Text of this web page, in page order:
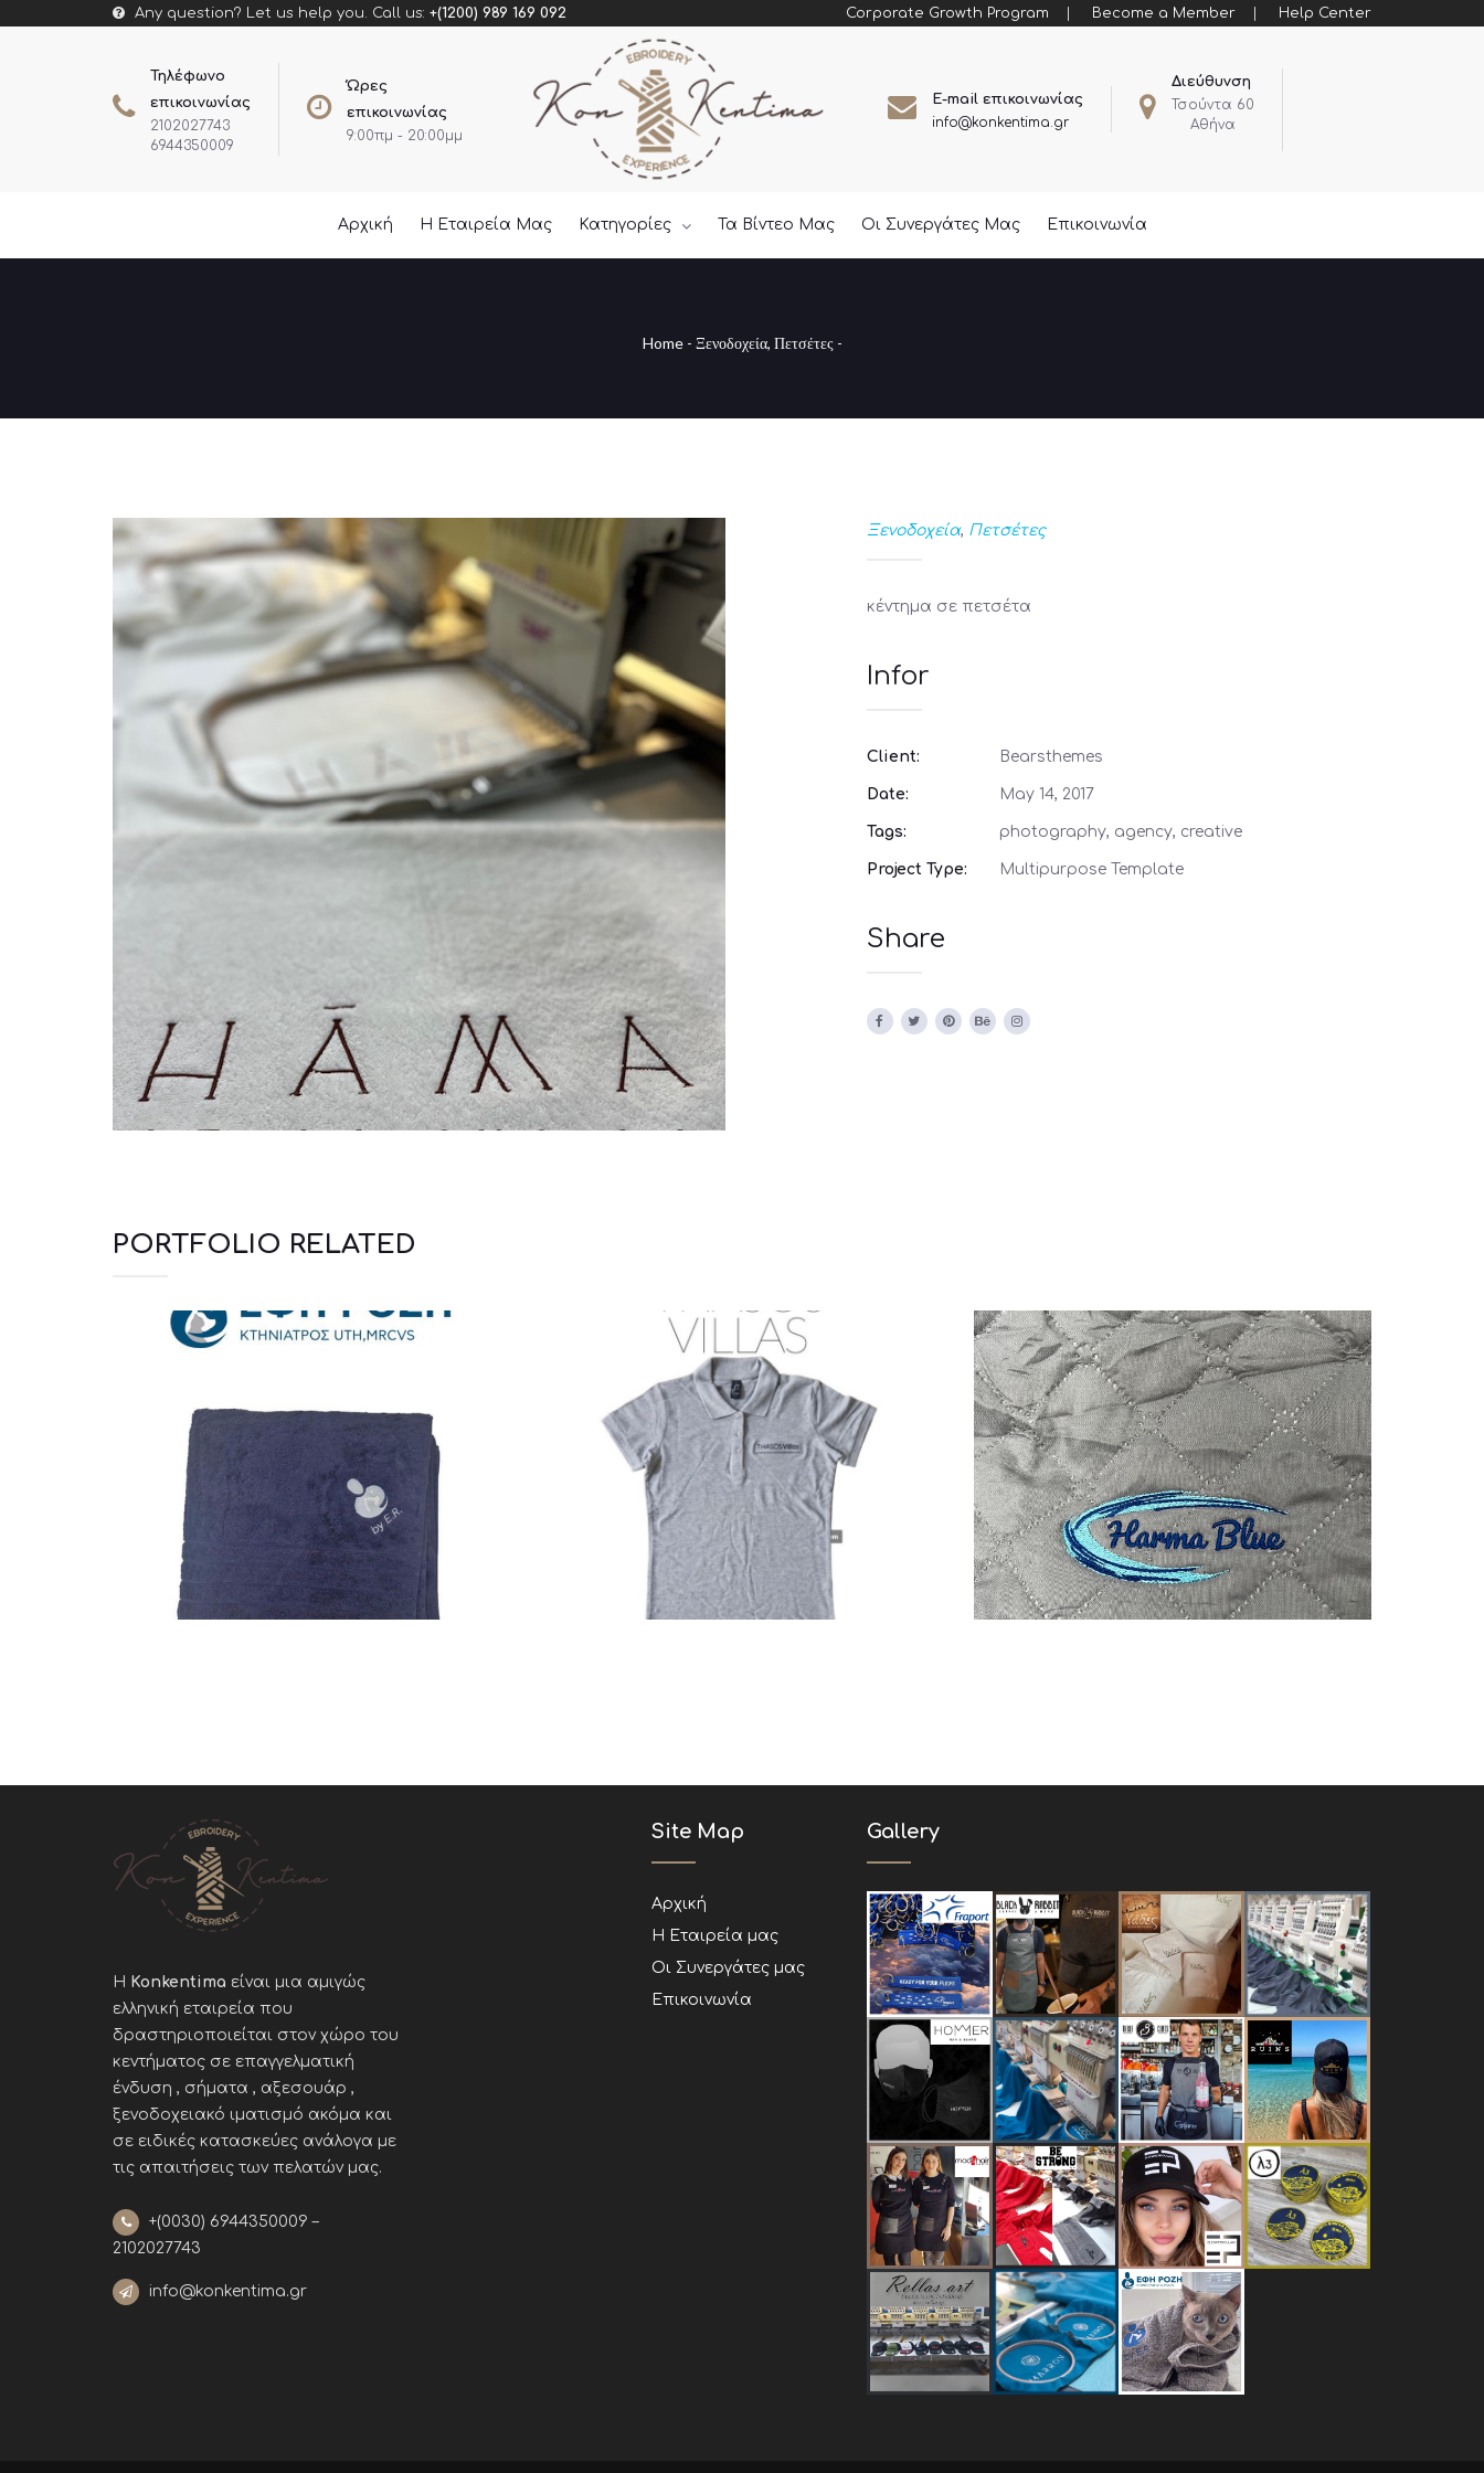
Any question? Let us help you. Call us: +(1200) 989 169 092 Corporate Growth Program Become a Member Help Center
Τηλέφωνο
επικοινωνίας
2102027743
6944350009
Ώρες
επικοινωνίας
9:00πμ - 20:00μμ
E-mail επικοινωνίας
info@konkentima.gr
Διεύθυνση
Τσούντα 60
Αθήνα
Αρχική Η Εταιρεία Μας Κατηγορίες Τα Βίντεο Μας Οι Συνεργάτες Μας Επικοινωνία
Home- Ξενοδοχεία, Πετσέτες -
Ξενοδοχεία, Πετσέτες
κέντημα σε πετσέτα
Infor
Client: Bearsthemes
Date: May 14, 2017
Tags: photography, agency, creative
Project Type: Multipurpose Template
Share
PORTFOLIO RELATED
Πετσέτες Polo Ξενοδοχεία Κουβέρτες Ξενοδοχεία
Η Konkentima είναι μια αμιγώς
ελληνική εταιρεία που
δραστηριοποιείται στον χώρο του
κεντήματος σε επαγγελματική
ένδυση , σήματα , αξεσουάρ ,
ξενοδοχειακό ιματισμό ακόμα και
σε ειδικές κατασκεύες ανάλογα με
τις απαιτήσεις των πελατών μας.
+(0030) 6944350009 –
2102027743
info@konkentima.gr
Site Map
Αρχική
Η Εταιρεία μας
Οι Συνεργάτες μας
Επικοινωνία
Gallery